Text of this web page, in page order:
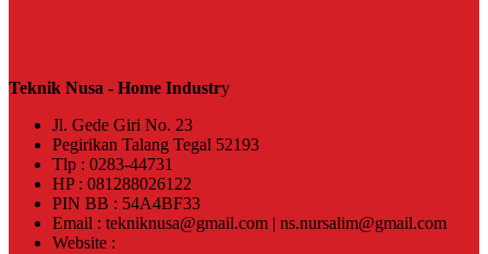
Teknik Nusa - Home Industry
Jl. Gede Giri No. 23
Pegirikan Talang Tegal 52193
Tlp : 0283-44731
HP : 081288026122
PIN BB : 54A4BF33
Email : tekniknusa@gmail.com | ns.nursalim@gmail.com
Website :